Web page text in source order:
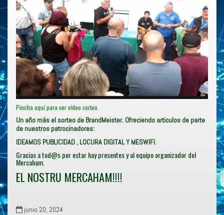
Pincha aquí para ver vídeo sorteo
Un año más el sorteo de BrandMeister. Ofreciendo articulos de parte
de nuestros patrocinadores:
IDEAMOS PUBLICIDAD , LOCURA DIGITAL Y MESWIFI.
Gracias a tod@s por estar hay presentes y al equipo organizador del
Mercaham.
EL NOSTRU MERCAHAM!!!!
junio 20, 2024